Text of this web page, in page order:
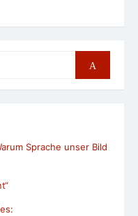
Search
Sprache unser Bild